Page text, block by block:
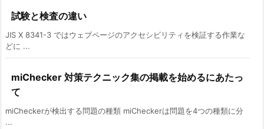
試験と検査の違い
JIS X 8341-3 ではウェブページのアクセシビリティを検証する作業な
どに ...
miChecker 対策テクニック集の掲載を始めるにあたっ
て
miCheckerが検出する問題の種類 miCheckerは問題を4つの種類に分
...